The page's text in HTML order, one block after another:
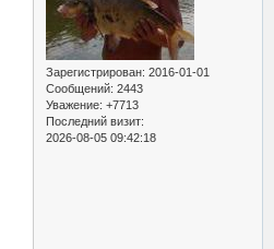
Зарегистрирован: 2016-01-01
Сообщений: 2443
Уважение: +7713
Последний визит:
2026-08-05 09:42:18